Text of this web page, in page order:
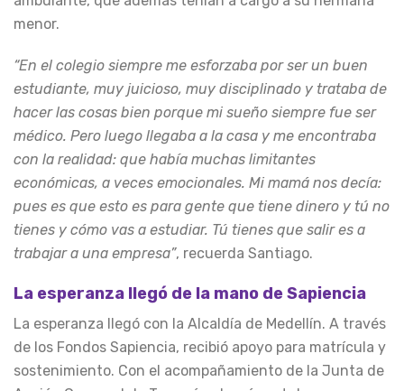
menor.
“En el colegio siempre me esforzaba por ser un buen
estudiante, muy juicioso, muy disciplinado y trataba de
hacer las cosas bien porque mi sueño siempre fue ser
médico. Pero luego llegaba a la casa y me encontraba
con la realidad: que había muchas limitantes
económicas, a veces emocionales. Mi mamá nos decía:
pues es que esto es para gente que tiene dinero y tú no
tienes y cómo vas a estudiar. Tú tienes que salir es a
trabajar a una empresa”, recuerda Santiago.
La esperanza llegó de la mano de Sapiencia
La esperanza llegó con la Alcaldía de Medellín. A través
de los Fondos Sapiencia, recibió apoyo para matrícula y
sostenimiento. Con el acompañamiento de la Junta de